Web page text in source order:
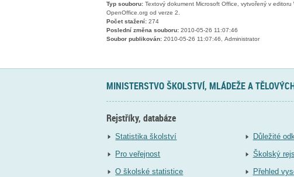
Typ souboru: Textový dokument Microsoft Office, vytvořený v
OpenOffice.org od verze 2.
Počet stažení: 274
Poslední změna souboru: 2010-05-26 11:07:46
Soubor publikován: 2010-05-26 11:07:46, Administrator
MINISTERSTVO ŠKOLSTVÍ, MLÁDEŽE A
Rejstříky, databáze
Statistika školství
Pro veřejnost
O školské statistice
Důležité
Školský
Přehled